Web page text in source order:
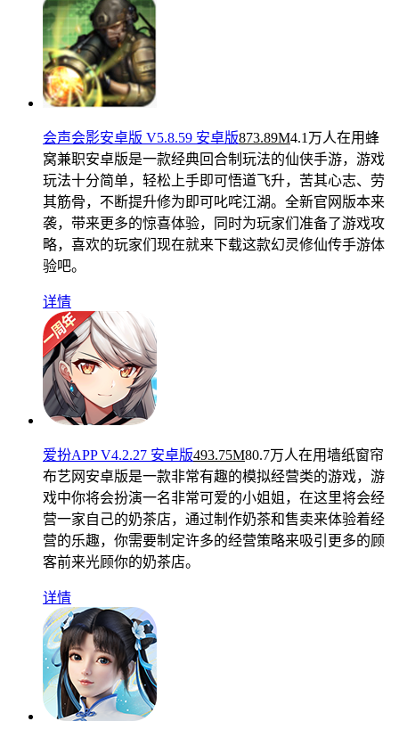
会声会影安卓版 V5.8.59 安卓版873.89M4.1万人在用 蜂
窝兼职安卓版是一款经典回合制玩法的仙侠手游，游戏
玩法十分简单，轻松上手即可悟道飞升，苦其心志、劳
其筋骨，不断提升修为即可叱咤江湖。全新官网版本来
袭，带来更多的惊喜体验，同时为玩家们准备了游戏攻
略，喜欢的玩家们现在就来下载这款幻灵修仙传手游体
验吧。
详情
爱扮APP V4.2.27 安卓版493.75M80.7万人在用墙纸窗帘
布艺网安卓版是一款非常有趣的模拟经营类的游戏，游
戏中你将会扮演一名非常可爱的小姐姐，在这里将会经
营一家自己的奶茶店，通过制作奶茶和售卖来体验着经
营的乐趣，你需要制定许多的经营策略来吸引更多的顾
客前来光顾你的奶茶店。
详情